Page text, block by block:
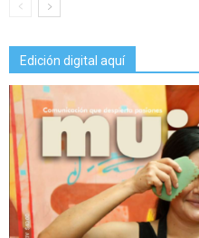
Edición digital aquí